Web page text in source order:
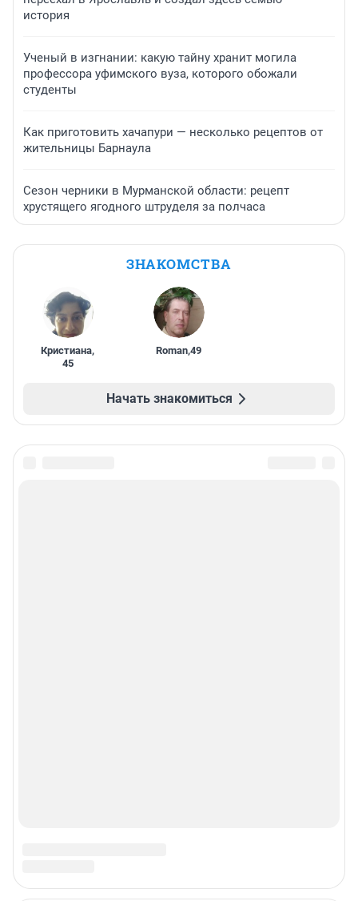
история
Ученый в изгнании: какую тайну хранит могила
профессора уфимского вуза, которого обожали
студенты
Как приготовить хачапури — несколько рецептов от
жительницы Барнаула
Сезон черники в Мурманской области: рецепт
хрустящего ягодного штруделя за полчаса
ЗНАКОМСТВА
Кристиана,
45
Roman,49
Начать знакомиться